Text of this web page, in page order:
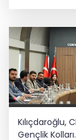
Kılıçdaroğlu,
Gençlik Kolları